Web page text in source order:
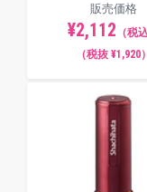
販売価格
¥2,112 （税
（税抜 ¥1,920）